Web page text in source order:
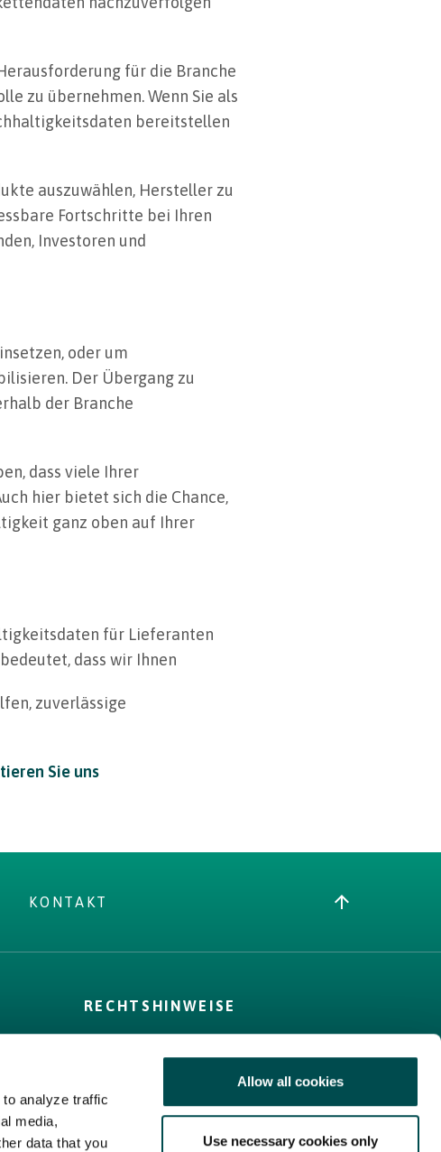
analyze traffic
media,
data that you
Allow all cookies
Use necessary cookies only
für die Branche
zu übernehmen. Wenn Sie als
bereitstellen
auszuwählen, Hersteller zu
Fortschritte bei Ihren
Investoren und
oder um
Der Übergang zu
der Branche
dass viele Ihrer
hier bietet sich die Chance,
ganz oben auf Ihrer
für Lieferanten
dass wir Ihnen
zuverlässige
Sie uns
KONTAKT
RECHTSHINWEISE
AGB
Privacy Policy